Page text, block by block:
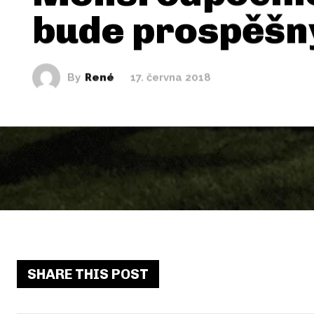
bude
By René 17. června 2018
SHARE THIS POST